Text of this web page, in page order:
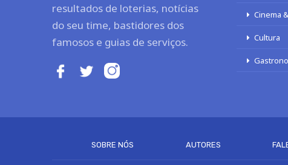
resultados de loterias, notícias
do seu time, bastidores dos
famosos e guias de serviços.
Cinema
Cultura
SOBRE NÓS AUTORES